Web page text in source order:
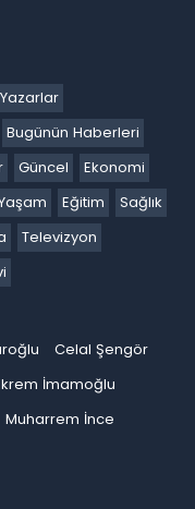
Yazarlar
Bugünün Haberleri
Güncel
Ekonomi
Eğitim
Sağlık
Televizyon
Celal Şengör
İmamoğlu
Muharrem İnce